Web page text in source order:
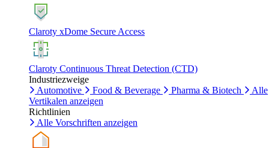
Claroty xDome Secure Access
Claroty Continuous Threat Detection (CTD)
Industriezweige
Automotive
Food & Beverage Pharma & Biotech
Alle
Vertikalen anzeigen
Richtlinien
Alle Vorschriften anzeigen